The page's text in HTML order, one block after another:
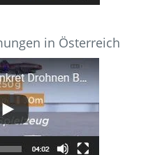
in Österreich